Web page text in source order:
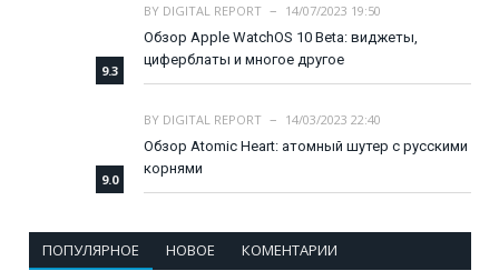
9.3
BY DIGITAL REPORT
14/07/2023 19:50
Обзор Apple WatchOS 10 Beta: виджеты,
циферблаты и многое другое
9.0
BY DIGITAL REPORT
14/03/2023 22:40
Обзор Atomic Heart: атомный шутер с русскими
корнями
ПОПУЛЯРНОЕ НОВОЕ КОМЕНТАРИИ